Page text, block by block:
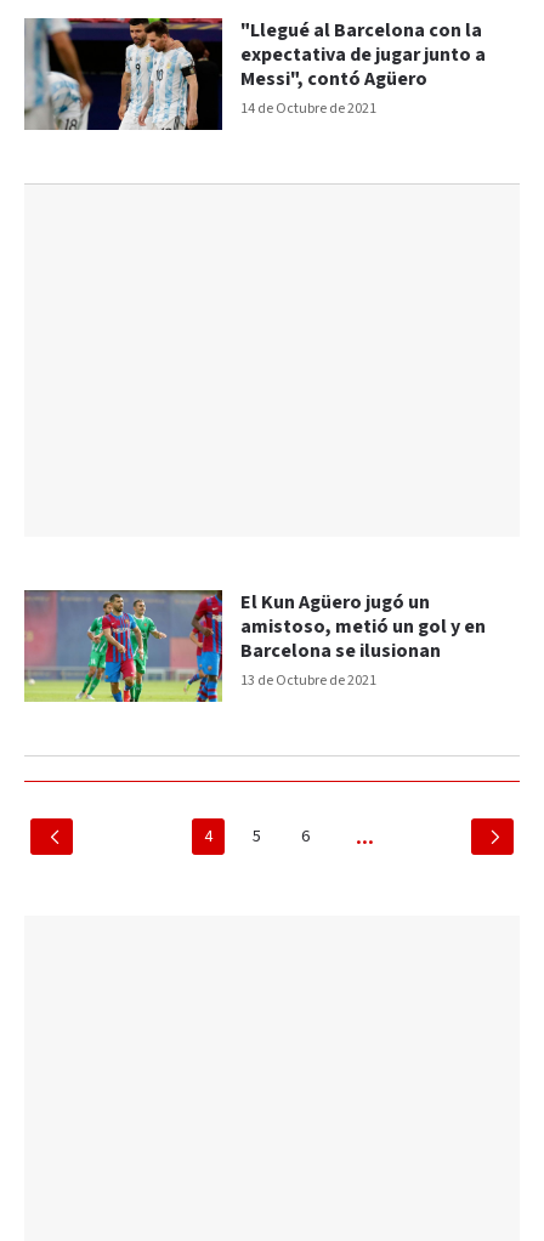
14 de Octubre de 2021
"Llegué al Barcelona con la
expectativa de jugar junto a
Messi", contó Agüero
13 de Octubre de 2021
El Kun Agüero jugó un
amistoso, metió un gol y en
Barcelona se ilusionan
4 5 6